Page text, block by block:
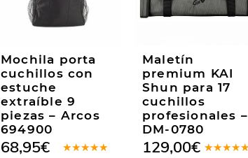
Mochila porta
cuchillos con
estuche
extraíble 9
piezas – Arcos
694900
68,95€
Maletín
premium KAI
Shun para 17
cuchillos
profesionales –
DM-0780
129,00€